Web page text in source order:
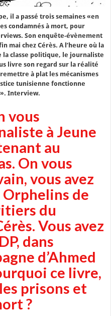
il a passé trois semaines «en
condamnés à mort, pour
Son enquête-évènement
mai chez Cérès. A l’heure où la
classe politique, le journaliste
livre son regard sur la réalité
à plat les mécanismes
tunisienne fonctionne
Interview.
vous
à Jeune
au
On vous
vous avez
Orphelins de
du
Vous avez
dans
d’Ahmed
ce livre,
prisons et
?